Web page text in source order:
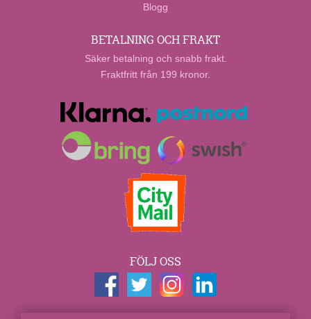
Blogg
BETALNING OCH FRAKT
Säker betalning och snabb frakt.
Fraktfritt från 199 kronor.
FÖLJ OSS